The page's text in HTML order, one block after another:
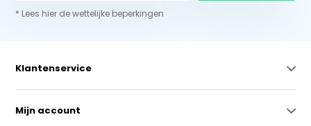
* Lees hier de wettelijke beperkingen
Klantenservice
Mijn account